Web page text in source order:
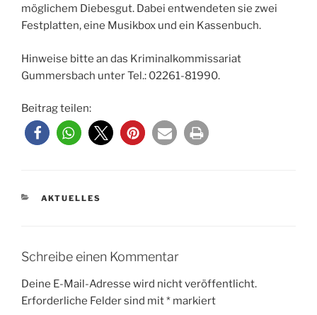
möglichem Diebesgut. Dabei entwendeten sie zwei
Festplatten, eine Musikbox und ein Kassenbuch.
Hinweise bitte an das Kriminalkommissariat
Gummersbach unter Tel.: 02261-81990.
Beitrag teilen:
KATEGORIEN
AKTUELLES
Schreibe einen Kommentar
Deine E-Mail-Adresse wird nicht veröffentlicht.
Erforderliche Felder sind mit* markiert